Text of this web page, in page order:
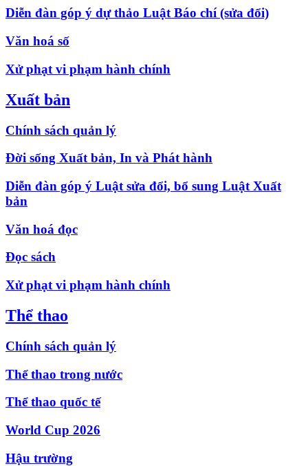
Diễn đàn góp ý dự thảo Luật Báo chí (sửa đổi)
Văn hoá số
Xử phạt vi phạm hành chính
Xuất bản
Chính sách quản lý
Đời sống Xuất bản, In và Phát hành
Diễn đàn góp ý Luật sửa đổi, bổ sung Luật Xuất
bản
Văn hoá đọc
Đọc sách
Xử phạt vi phạm hành chính
Thể thao
Chính sách quản lý
Thể thao trong nước
Thể thao quốc tế
World Cup 2026
Hậu trường